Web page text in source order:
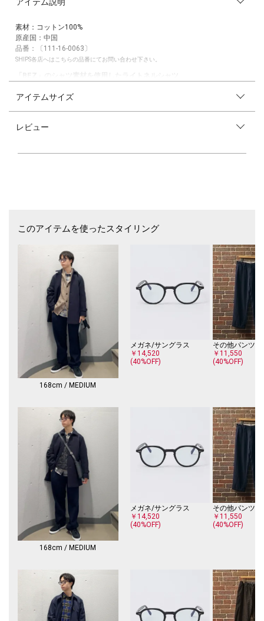
素材：コットン100%
原産国：中国
品番：〔111-16-0063〕
SHIPS各店へはこちらの品番にてお問い合わせ下さい。
【素材特性】
ンナーでも着用頂けます。
ライトネルなのでTシャツの羽織としての着用もおススメです。
【注意事項】
※末永く愛用頂く為に、アテンションタグ・洗濯ネームを必ずご確認の
上、着用又はお取り扱いください。
※撮影環境による光の当たり具合やパソコン・スマートフォンなどの閲覧
環境によって、実際の色味と異なって見える場合があります。
商品の色味は商品単体で撮影した画像をご参照ください。
※画像の商品はサンプルです。
実際の商品と仕様、加工、サイズが若干異なる場合がございます。
アイテムサイズ
レビュー
このアイテムを使ったスタイリング
168cm / MEDIUM
メガネ/サングラス
￥14,520
(40%OFF)
その他パンツ
￥11,550
(40%OFF)
168cm / MEDIUM
メガネ/サングラス
￥14,520
(40%OFF)
その他パンツ
￥11,550
(40%OFF)